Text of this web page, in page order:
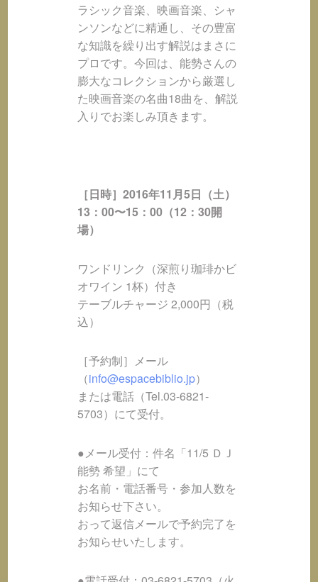
ラシック音楽、映画音楽、シャ
ンソンなどに精通し、その豊富
な知識を繰り出す解説はまさに
プロです。今回は、能勢さんの
膨大なコレクションから厳選し
た映画音楽の名曲18曲を、解説
入りでお楽しみ頂きます。
［日時］2016年11月5日（土）
13：00〜15 ：00（12：30開
場）
ワンドリンク（深煎り珈琲かビ
オワイン 1杯）付き
テーブルチャージ 2,000円（税
込）
［予約制］メール
（info@espacebiblio.jp）
または電話（Tel.03-6821-
5703）にて受付。
●メール受付：件名「11/5 ＤＪ
能勢 希望」にて
お名前・電話番号・参加人数を
お知らせ下さい。
おって返信メールで予約完了を
お知らせいたします。